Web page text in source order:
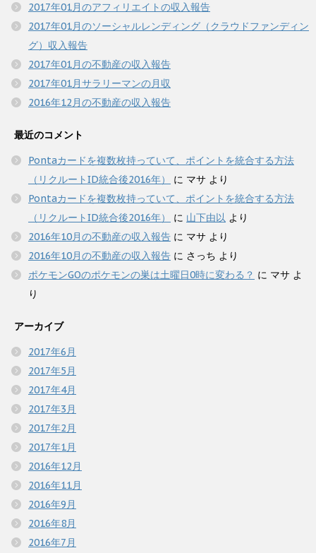
2017年01月のアフィリエイトの収入報告
2017年01月のソーシャルレンディング（クラウドファンディン
グ）収入報告
2017年01月の不動産の収入報告
2017年01月サラリーマンの月収
2016年12月の不動産の収入報告
最近のコメント
Pontaカードを複数枚持っていて、ポイントを統合する方法
（リクルートID統合後2016年）
に マサ より
Pontaカードを複数枚持っていて、ポイントを統合する方法
（リクルートID統合後2016年）
に 山下由以 より
2016年10月の不動産の収入報告 に マサ より
2016年10月の不動産の収入報告 に さっち より
ポケモンGOのポケモンの巣は土曜日0時に変わる？ に マサ よ
り
アーカイブ
2017年6月
2017年5月
2017年4月
2017年3月
2017年2月
2017年1月
2016年12月
2016年11月
2016年9月
2016年8月
2016年7月